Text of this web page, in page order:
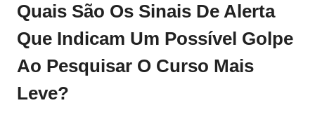
Quais São Os Sinais De Alerta
Que Indicam Um Possível Golpe
Ao Pesquisar O Curso Mais
Leve?